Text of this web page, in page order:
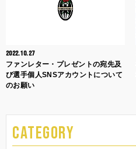
2022.10.27
ファンレター・プレゼントの宛先及
び選手個人SNSアカウントについて
のお願い
CATEGORY